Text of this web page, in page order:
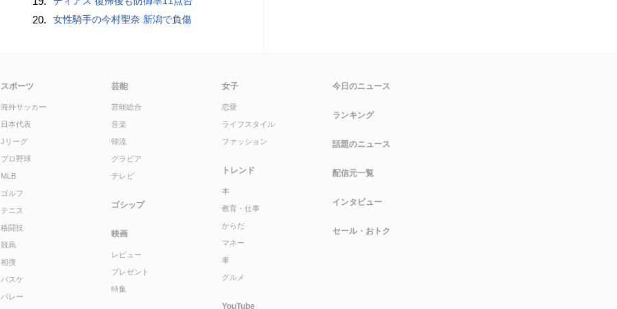
20. 女性騎手の今村聖奈 新潟で負傷
スポーツ
海外サッカー
日本代表
Jリーグ
プロ野球
MLB
ゴルフ
テニス
格闘技
競馬
相撲
バスケ
バレー
芸能
芸能総合
音楽
韓流
グラビア
テレビ
ゴシップ
映画
レビュー
プレゼント
特集
女子
恋愛
ライフスタイル
ファッション
トレンド
本
教育・仕事
からだ
マネー
車
グルメ
YouTube
今日のニュース
ランキング
話題のニュース
配信元一覧
インタビュー
セール・おトク